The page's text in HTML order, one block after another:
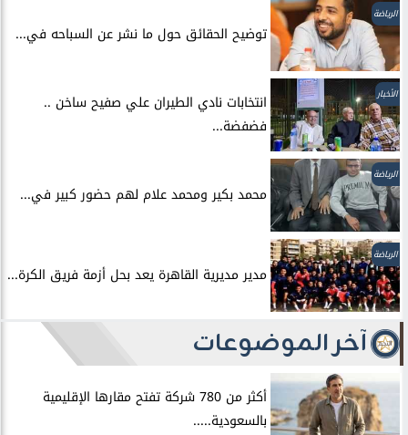
الرياضة
توضيح الحقائق حول ما نشر عن السباحه في...
الأخبار
انتخابات نادي الطيران علي صفيح ساخن ..
فضفضة...
الرياضة
محمد بكير ومحمد علام لهم حضور كبير في...
الرياضة
مدير مديرية القاهرة يعد بحل أزمة فريق الكرة...
آخر الموضوعات
أكثر من 780 شركة تفتح مقارها الإقليمية
بالسعودية.....